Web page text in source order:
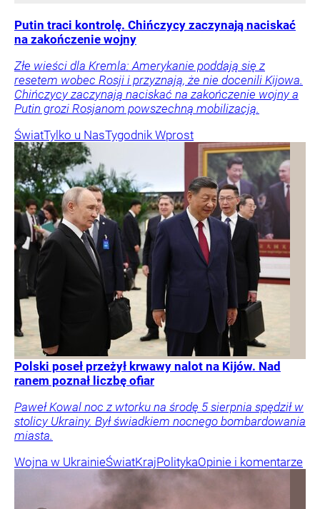
Putin traci kontrolę. Chińczycy zaczynają naciskać
na zakończenie wojny
Złe wieści dla Kremla: Amerykanie poddają się z
resetem wobec Rosji i przyznają, że nie docenili Kijowa.
Chińczycy zaczynają naciskać na zakończenie wojny a
Putin grozi Rosjanom powszechną mobilizacją.
ŚwiatTylko u NasTygodnik Wprost
Polski poseł przeżył krwawy nalot na Kijów. Nad
ranem poznał liczbę ofiar
Paweł Kowal noc z wtorku na środę 5 sierpnia spędził w
stolicy Ukrainy. Był świadkiem nocnego bombardowania
miasta.
Wojna w UkrainieŚwiatKrajPolitykaOpinie i komentarze